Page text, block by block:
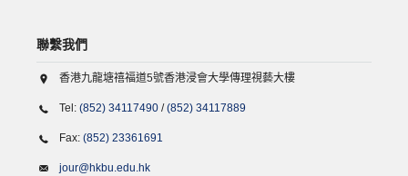
聯繫我們
香港九龍塘禧福道5號香港浸會大學傳理視藝大樓
Tel: (852) 34117490 /(852) 34117889
Fax: (852) 23361691
jour@hkbu.edu.hk